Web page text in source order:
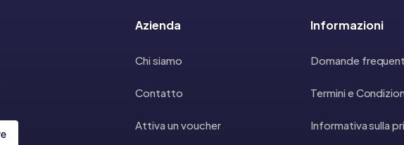
Azienda
Chi siamo
Contatto
Attiva un voucher
Informazioni
Domande
Termini e
Informativa sulla